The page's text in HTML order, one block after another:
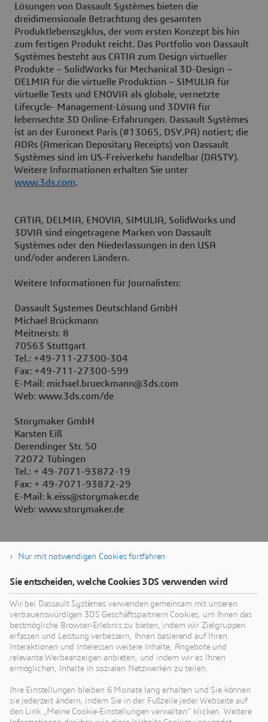
Lösungen von Dassault Systèmes bieten die
dreidimensionale Betrachtung des gesamten
Produktlebenszyklus, der vom ersten Konzept bis hin
zum fertigen Produkt reicht. Das Portfolio von Dassault
Systèmes besteht aus CATIA zum Design virtueller
Produkte – SolidWorks für Mechanical 3D-Design –
DELMIA für die virtuelle Produktion – SIMULIA für
virtuelle Tests und ENOVIA als globale, vernetzte
Lifecycle- Management-Lösung und 3DVIA für
lebensechte 3D Online-Erfahrungen. Dassault Systèmes
ist an der Euronext Paris (#13065, DSY.PA) notiert; die
ADRs (American Depositary Receipts) von Dassault
Systèmes sind im US-Freiverkehr handelbar (DASTY).
Weitere Informationen erhalten Sie unter
www.3ds.com.
CATIA, DELMIA, ENOVIA, SIMULIA, SolidWorks und
3DVIA sind eingetragene Marken von Dassault
Systèmes oder den Niederlassungen in den USA
und/oder anderen Ländern.
Weitere Informationen für Journalisten:
Dassault Systemes Deutschland GmbH
Michael Brückmann
Meitnerstr. 8
70563 Stuttgart
Tel.: +49-711-27300-304
Fax: +49-711-27300-599
E-Mail: michael.brueckmann@3ds.com
Web: www.3ds.com/de
Storymaker GmbH
Karsten Eiß
Derendinger Str. 50
72072 Tübingen
Tel.: + 49-7071-93872-19
Fax: + 49-7071-93872-29
E-Mail: k.eiss@storymaker.de
Web: www.storymaker.de
menschlichen Fortschritt. Seit 1981 ist das
Unternehmen führend in der Entwicklung
virtueller Technologien, die das reale Leben von
Verbrauchern, Patienten und Bürgern verbessern.
Mehr als 370.000 Kunden aller Größen und
plattform von Dassault Systèmes zusammen,
entwickeln Ideen und realisieren nachhaltige
Nur mit notwendigen Cookies fortfahren
Sie entscheiden, welche Cookies 3DS verwenden wird
Wir bei Dassault Systèmes verwenden gemeinsam mit unseren
vertrauenswürdigen 3DS Geschäftspartnern Cookies, um Ihnen das
bestmögliche Browser-Erlebnis zu bieten, indem wir Zielgruppen
erfassen und Leistung verbessern, Ihnen basierend auf Ihren
Interaktionen und Interessen weitere Inhalte, Angebote und
relevante Werbeanzeigen anbieten, und indem wir es Ihnen
ermöglichen, Inhalte in sozialen Netzwerken zu teilen.
Ihre Einstellungen bleiben 6 Monate lang erhalten und Sie können
sie jederzeit ändern, indem Sie in der Fußzeile jeder Webseite auf
den Link „Meine Cookie-Einstellungen verwalten“ klicken. Weitere